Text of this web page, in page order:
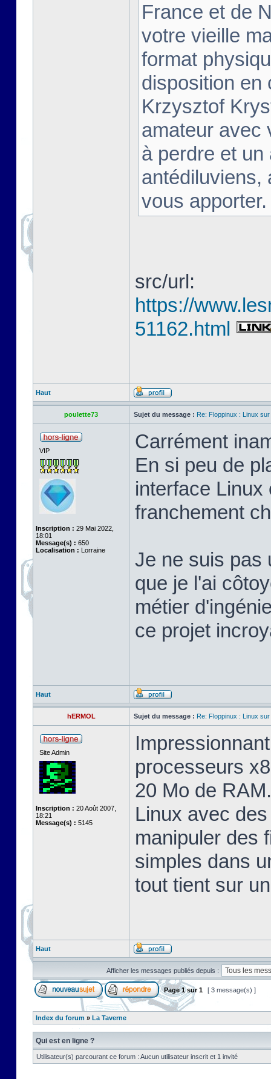
France et de
votre vieille
format
disposition en
Krzysztof
amateur avec
à perdre et
antédiluviens,
vous
src/url:
https://
51162.html
Haut
poulette73 Sujet du message : Re: Floppinux : Linux
VIP
Inscription : 29 Mai 2022,
18:01
Message(s) : 650
Localisation : Lorraine
Carrément
En si peu de
interface Linux
franchement
Je ne suis pas
que je l'ai
métier
ce projet
Haut
hERMOL Sujet du message : Re: Floppinux : Linux
Site Admin
Inscription : 20 Août 2007,
18:21
Message(s) : 5145
processeurs
20 Mo de
Linux avec
manipuler des
simples dans
tout tient sur
Haut
Afficher les messages publiés depuis :
Page1sur1 [ 3 message(s) ]
Index du forum » La Taverne
Qui est en ligne ?
Utilisateur(s) parcourant ce forum : Aucun utilisateur inscrit et 1 invité